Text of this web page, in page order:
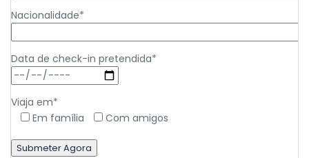
Nacionalidade*
Data de check-in pretendida*
Viaja em*
Em família
Com amigos